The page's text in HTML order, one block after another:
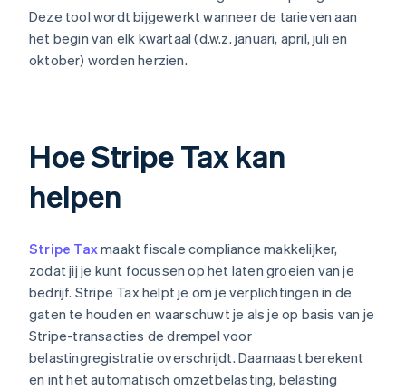
Deze tool wordt bijgewerkt wanneer de tarieven aan
het begin van elk kwartaal (d.w.z. januari, april, juli en
oktober) worden herzien.
Hoe Stripe Tax kan
helpen
Stripe Taxmaakt fiscale compliance makkelijker,
zodat jij je kunt focussen op het laten groeien van je
bedrijf. Stripe Tax helpt je om je verplichtingen in de
gaten te houden en waarschuwt je als je op basis van je
Stripe-transacties de drempel voor
belastingregistratie overschrijdt. Daarnaast berekent
en int het automatisch omzetbelasting, belasting